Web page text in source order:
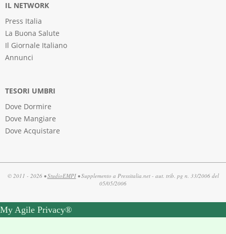
IL NETWORK
Press Italia
La Buona Salute
Il Giornale Italiano
Annunci
TESORI UMBRI
Dove Dormire
Dove Mangiare
Dove Acquistare
© 2011 - 2026 •StudioEMPI• Supplemento a Pressitalia.net - aut. trib. pg n. 33/2006 del
05/05/2006
My Agile Privacy®